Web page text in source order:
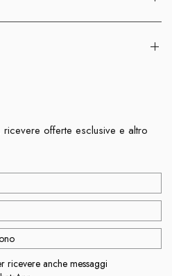
offerte esclusive e altro
ricevere anche messaggi